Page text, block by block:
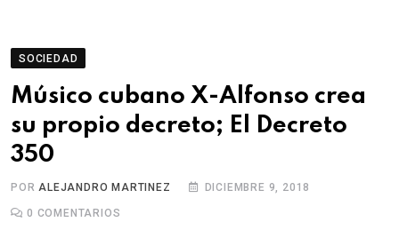
SOCIEDAD
Músico cubano X-Alfonso crea
su propio decreto; El Decreto
350
POR ALEJANDRO MARTINEZ DICIEMBRE 9, 2018
0 COMENTARIOS